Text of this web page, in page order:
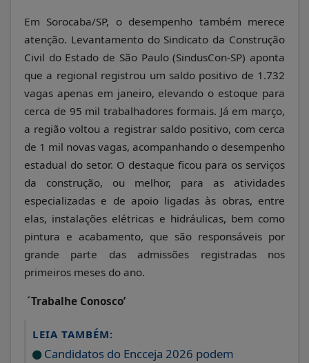
Em Sorocaba/SP, o desempenho também merece
atenção. Levantamento do Sindicato da Construção
Civil do Estado de São Paulo (SindusCon-SP) aponta
que a regional registrou um saldo positivo de 1.732
vagas apenas em janeiro, elevando o estoque para
cerca de 95 mil trabalhadores formais. Já em março,
a região voltou a registrar saldo positivo, com cerca
de 1 mil novas vagas, acompanhando o desempenho
estadual do setor. O destaque ficou para os serviços
da construção, ou melhor, para as atividades
especializadas e de apoio ligadas às obras, entre
elas, instalações elétricas e hidráulicas, bem como
pintura e acabamento, que são responsáveis por
grande parte das admissões registradas nos
primeiros meses do ano.
´Trabalhe Conosco’
LEIA TAMBÉM:
Candidatos do Encceja 2026 podem